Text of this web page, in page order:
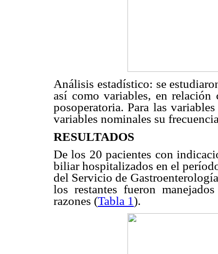
Análisis estadístico: se
así como variables, en
posoperatoria. Para las
variables nominales su
RESULTADOS
De los 20 pacientes con
biliar hospitalizados en el
del Servicio de
los restantes fueron
razones (Tabla 1).